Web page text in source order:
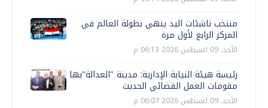
منتخب ناشئات اليد ينهي بطولة العالم في
المركز الرابع لأول مرة
الأحد، 09 اغسطس 2026 06:13 م
رئيسة هيئة النيابة الإدارية: مدينة "العدالة"بها
مقومات العمل القضائي الحديث
الأحد، 09 اغسطس 2026 06:07 م